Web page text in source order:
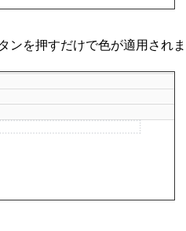
を押すだけで色が適用されま